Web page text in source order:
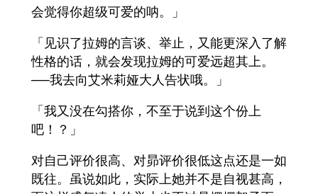
会觉得你超级可爱的呐。」
「见识了拉姆的言谈、举止，又能更深入了解
性格的话，就会发现拉姆的可爱远超其上。
──我去向艾米莉娅大人告状哦。」
「我又没在勾搭你，不至于说到这个份上
吧！？」
对自己评价很高、对昴评价很低这点还是一如
既往。虽说如此，实际上她并不是自视甚高，